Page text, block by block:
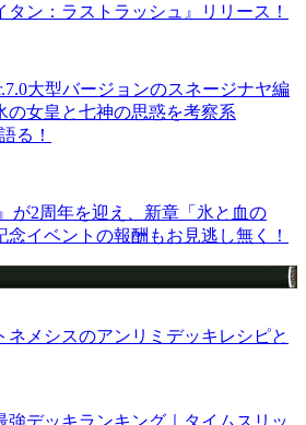
タン：ラストラッシュ』リリース！
大型バージョンのスネージナヤ編
の女皇と七神の思惑を考察系
る！
が2周年を迎え、新章「氷と血の
念イベントの報酬もお見逃し無く！
ネメシスのアンリミデッキレシピと
強デッキランキング｜タイムスリッ